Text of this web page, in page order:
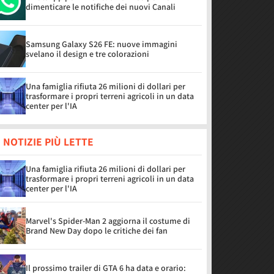
dimenticare le notifiche dei nuovi Canali
Samsung Galaxy S26 FE: nuove immagini
svelano il design e tre colorazioni
Una famiglia rifiuta 26 milioni di dollari per
trasformare i propri terreni agricoli in un data
center per l'IA
NOTIZIE PIÙ LETTE
Una famiglia rifiuta 26 milioni di dollari per
trasformare i propri terreni agricoli in un data
center per l'IA
Marvel's Spider-Man 2 aggiorna il costume di
Brand New Day dopo le critiche dei fan
Il prossimo trailer di GTA 6 ha data e orario: